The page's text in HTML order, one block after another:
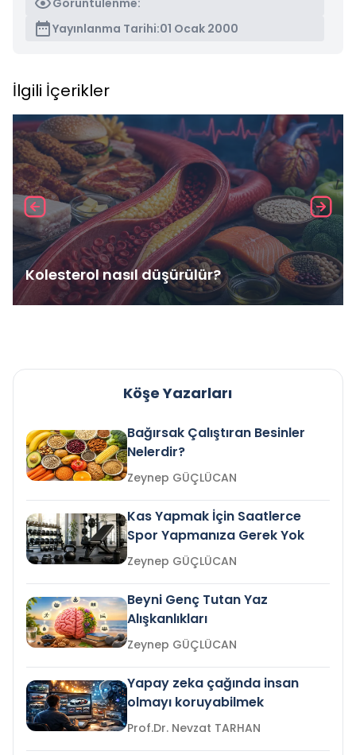
Görüntülenme:
Yayınlanma Tarihi:01 Ocak 2000
İlgili İçerikler
Kolesterol nasıl düşürülür?
Köşe Yazarları
Bağırsak Çalıştıran Besinler
Nelerdir?
Zeynep GÜÇLÜCAN
Kas Yapmak İçin Saatlerce
Spor Yapmanıza Gerek Yok
Zeynep GÜÇLÜCAN
Beyni Genç Tutan Yaz
Alışkanlıkları
Zeynep GÜÇLÜCAN
Yapay zeka çağında insan
olmayı koruyabilmek
Prof.Dr. Nevzat TARHAN